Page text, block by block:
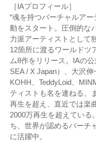
［IAプロフィール］
“魂を持つバーチャルア
動をスタート。圧倒的な
力派アーティストとして
12箇所に渡るワールドツ
ム8作をリリース。IAの
SEA / X Japan）、大沢
KOHH、TeddyLoid、
ティストも名を連ねる。
再生を超え、直近では楽
2000万再生を超えている
ち、世界が認めるバーチ
に活躍中。